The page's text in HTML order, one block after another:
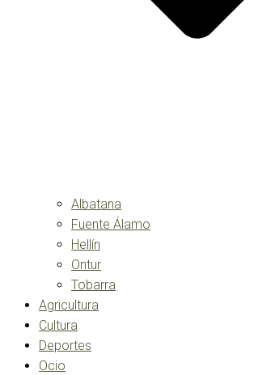
Albatana
Fuente Álamo
Hellín
Ontur
Tobarra
Agricultura
Cultura
Deportes
Ocio